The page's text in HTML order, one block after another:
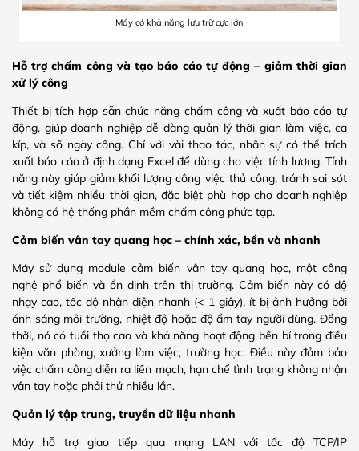
Máy có khả năng lưu trữ cực lớn
Hỗ trợ chấm công và tạo báo cáo tự động – giảm thời gian
xử lý công
Thiết bị tích hợp sẵn chức năng chấm công và xuất báo cáo tự
động, giúp doanh nghiệp dễ dàng quản lý thời gian làm việc, ca
kíp, và số ngày công. Chỉ với vài thao tác, nhân sự có thể trích
xuất báo cáo ở định dạng Excel để dùng cho việc tính lương. Tính
năng này giúp giảm khối lượng công việc thủ công, tránh sai sót
và tiết kiệm nhiều thời gian, đặc biệt phù hợp cho doanh nghiệp
không có hệ thống phần mềm chấm công phức tạp.
Cảm biến vân tay quang học – chính xác, bền và nhanh
Máy sử dụng module cảm biến vân tay quang học, một công
nghệ phổ biến và ổn định trên thị trường. Cảm biến này có độ
nhạy cao, tốc độ nhận diện nhanh (< 1 giây), ít bị ảnh hưởng bởi
ánh sáng môi trường, nhiệt độ hoặc độ ẩm tay người dùng. Đồng
thời, nó có tuổi thọ cao và khả năng hoạt động bền bỉ trong điều
kiện văn phòng, xưởng làm việc, trường học. Điều này đảm bảo
việc chấm công diễn ra liền mạch, hạn chế tình trạng không nhận
vân tay hoặc phải thử nhiều lần.
Quản lý tập trung, truyền dữ liệu nhanh
Máy hỗ trợ giao tiếp qua mạng LAN với tốc độ TCP/IP